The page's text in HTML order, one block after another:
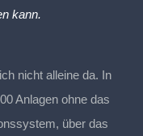
kann.
nicht alleine da. In
Anlagen ohne das
über das